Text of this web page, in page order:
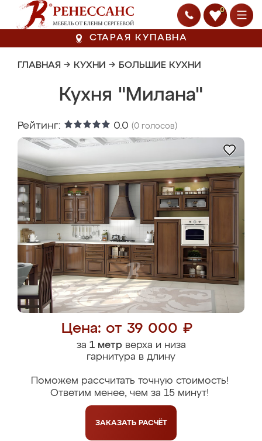
0
СТАРАЯ КУПАВНА
ГЛАВНАЯ → КУХНИ → БОЛЬШИЕ КУХНИ
Кухня "Милана"
Рейтинг: 0.0 (0 голосов)
Цена: от 39 000 ₽
за 1 метрверха и низа
гарнитура в длину
Поможем рассчитать точную стоимость!
Ответим менее, чем за 15 минут!
ЗАКАЗАТЬ РАСЧЁТ